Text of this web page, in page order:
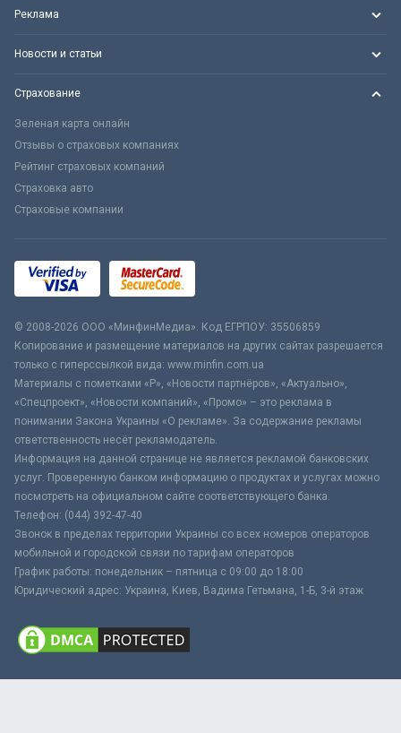
Реклама
Новости и статьи
Страхование
Зеленая карта онлайн
Отзывы о страховых компаниях
Рейтинг страховых компаний
Страховка авто
Страховые компании
© 2008-2026 ООО «МинфинМедиа». Код ЕГРПОУ: 35506859
Копирование и размещение материалов на других сайтах разрешается
только с гиперссылкой вида: www.minfin.com.ua
Материалы с пометками «Р», «Новости партнёров», «Актуально»,
«Спецпроект», «Новости компаний», «Промо» – это реклама в
понимании Закона Украины «О рекламе». За содержание рекламы
ответственность несёт рекламодатель.
Информация на данной странице не является рекламой банковских
услуг. Проверенную банком информацию о продуктах и услугах можно
посмотреть на официальном сайте соответствующего банка.
Телефон: (044) 392-47-40
Звонок в пределах территории Украины со всех номеров операторов
мобильной и городской связи по тарифам операторов
График работы: понедельник – пятница с 09:00 до 18:00
Юридический адрес: Украина, Киев, Вадима Гетьмана, 1-Б, 3-й этаж